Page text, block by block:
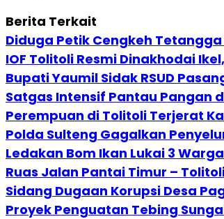
Berita Terkait
Diduga Petik Cengkeh
IOF Tolitoli Resmi Dinakhodai
Bupati Yaumil Sidak RSUD
Satgas Intensif Pantau Pangan
Perempuan di Tolitoli Terjerat
Polda Sulteng Gagalkan
Ledakan Bom Ikan Lukai 3
Ruas Jalan Pantai Timur –
Sidang Dugaan Korupsi Desa
Proyek Penguatan Tebing